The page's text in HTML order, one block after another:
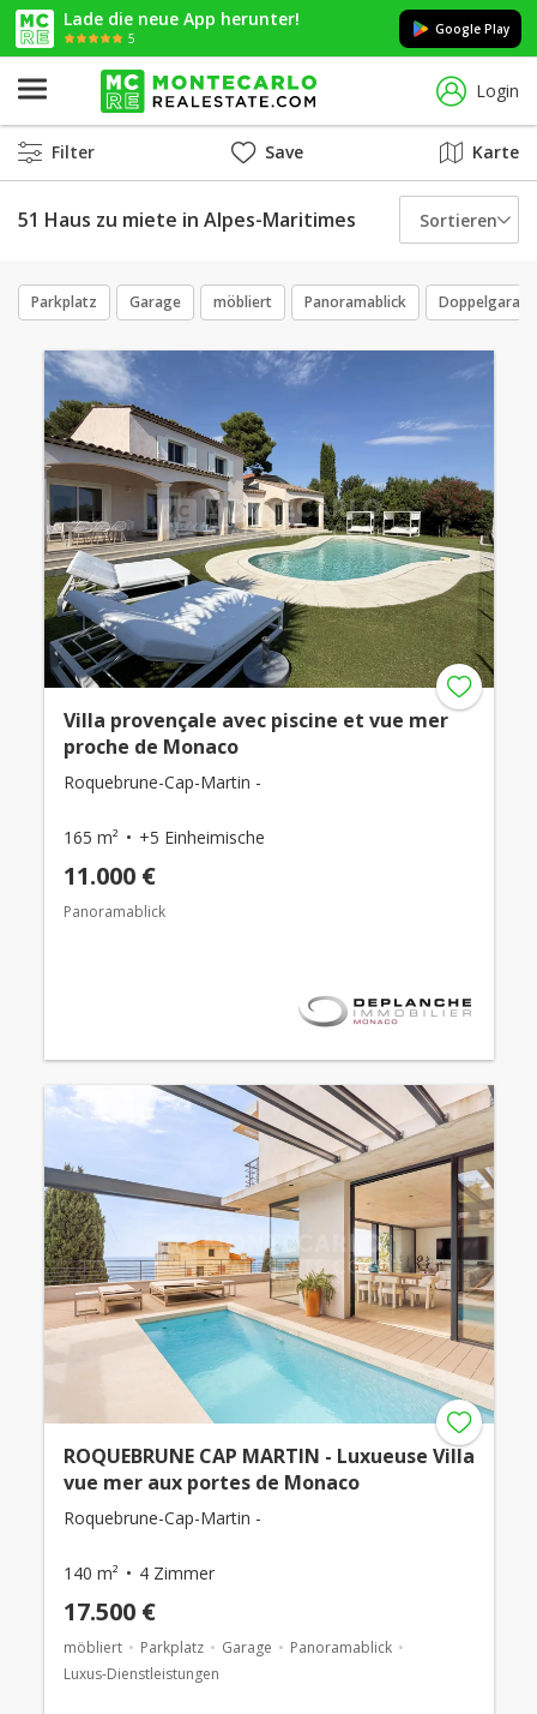
Lade die neue App herunter!
5
Google Play
Login
Filter Save Karte
51 Haus zu miete in Alpes-Maritimes Sortieren
Parkplatz Garage möbliert Panoramablick Doppelgarage
Villa provençale avec piscine et vue mer
proche de Monaco
Roquebrune-Cap-Martin -
165 m² +5 Einheimische
11.000 €
Panoramablick
ROQUEBRUNE CAP MARTIN - Luxueuse Villa
vue mer aux portes de Monaco
Roquebrune-Cap-Martin -
140 m² 4 Zimmer
17.500 €
möbliert Parkplatz Garage
Panoramablick
Luxus-Dienstleistungen